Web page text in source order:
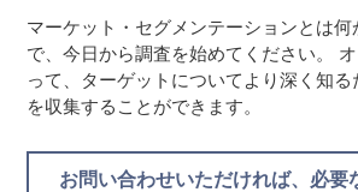
マーケット・セグメンテーションとは何
で、今日から調査を始めてください。
って、ターゲットについてより深く知
を収集することができます。
お問い合わせいただければ、必要